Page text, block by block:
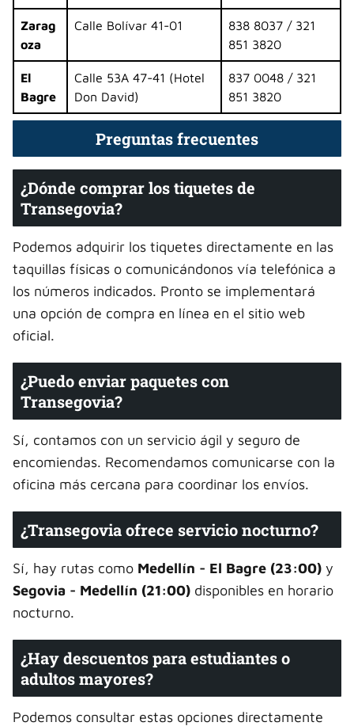
Zarag
oza
Calle Bolívar 41-01
838 8037 / 321
851 3820
El
Bagre
Calle 53A 47-41 (Hotel
Don David)
837 0048 / 321
851 3820
Preguntas frecuentes
¿Dónde comprar los tiquetes de
Transegovia?
Podemos adquirir los tiquetes directamente en las
taquillas físicas o comunicándonos vía telefónica a
los números indicados. Pronto se implementará
una opción de compra en línea en el sitio web
oficial.
¿Puedo enviar paquetes con
Transegovia?
Sí, contamos con un servicio ágil y seguro de
encomiendas. Recomendamos comunicarse con la
oficina más cercana para coordinar los envíos.
¿Transegovia ofrece servicio nocturno?
Sí, hay rutas como Medellín - El Bagre (23:00) y
Segovia - Medellín (21:00) disponibles en horario
nocturno.
¿Hay descuentos para estudiantes o
adultos mayores?
Podemos consultar estas opciones directamente